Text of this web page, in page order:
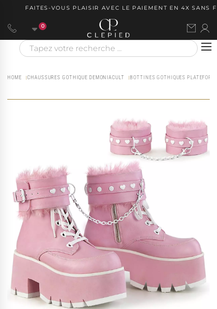
FAITES-VOUS PLAISIR AVEC LE PAIEMENT EN 4X SANS
0
HOME CHAUSSURES GOTHIQUE DEMONIACULT BOTTINES GOTHIQUES